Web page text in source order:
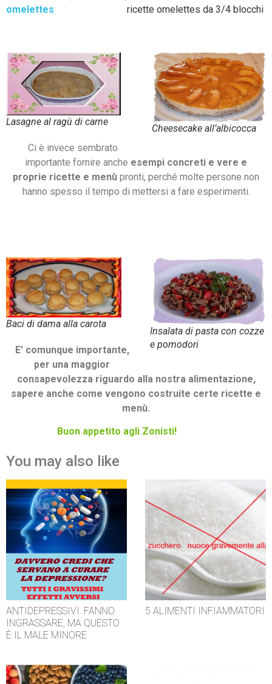
omelettes
ricette omelettes da 3/4 blocchi
Cheesecake all’albicocca
Lasagne al ragù di carne
Ci è invece sembrato
importante fornire anche esempi concreti e vere e
proprie ricette e menù pronti, perché molte persone non
hanno spesso il tempo di mettersi a fare esperimenti.
Baci di dama alla carota
Insalata di pasta con cozze
e pomodori
E’ comunque importante,
per una maggior
consapevolezza riguardo alla nostra alimentazione,
sapere anche come vengono costruite certe ricette e
menù.
Buon appetito agli Zonisti!
You may also like
ANTIDEPRESSIVI. FANNO
INGRASSARE, MA QUESTO
È IL MALE MINORE
5 ALIMENTI INFIAMMATORI